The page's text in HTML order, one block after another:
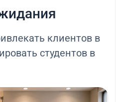
клиентов в
студентов в